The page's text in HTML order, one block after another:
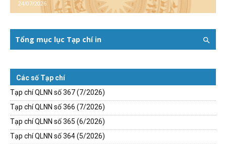
24/07/2026
Tổng mục lục Tạp chí in
Các số Tạp chí
Tạp chí QLNN số 367 (7/2026)
Tạp chí QLNN số 366 (7/2026)
Tạp chí QLNN số 365 (6/2026)
Tạp chí QLNN số 364 (5/2026)